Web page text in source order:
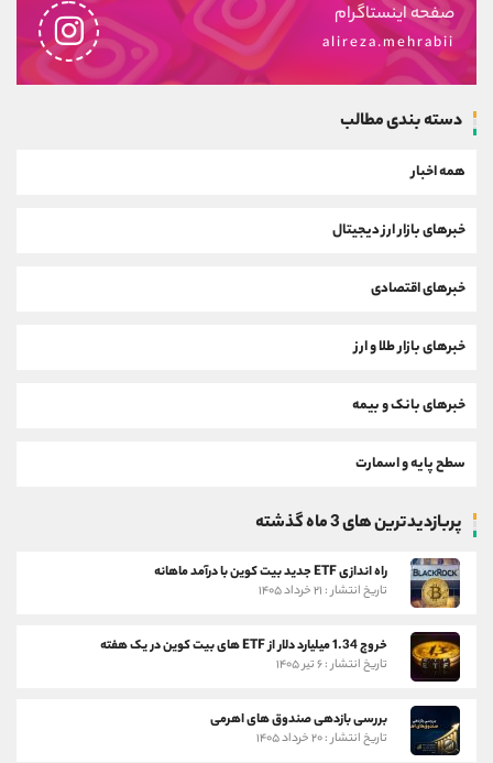
صفحه اینستاگرام
alireza.mehrabii
دسته بندی مطالب
همه اخبار
خبرهای بازار ارز دیجیتال
خبرهای اقتصادی
خبرهای بازار طلا و ارز
خبرهای بانک و بیمه
سطح پایه و اسمارت
پربازدیدترین های 3 ماه گذشته
راه اندازی ETF جدید بیت کوین با درآمد ماهانه
تاریخ انتشار : ۲۱ خرداد ۱۴۰۵
خروج 1.34 میلیارد دلار از ETF های بیت کوین در یک هفته
تاریخ انتشار : ۶ تیر ۱۴۰۵
بررسی بازدهی صندوق های اهرمی
تاریخ انتشار : ۲۰ خرداد ۱۴۰۵